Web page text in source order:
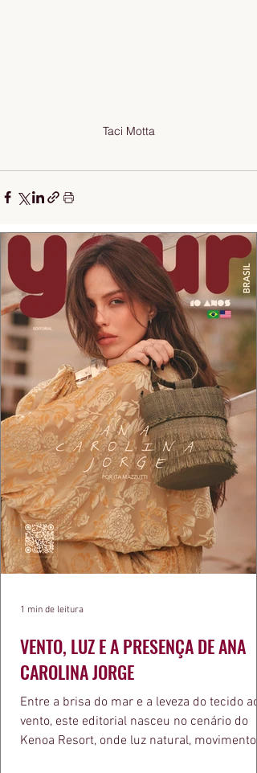
Taci Motta
VENTO, LUZ E A PRESENÇA DE ANA
CAROLINA JORGE
Entre a brisa do mar e a leveza do tecido ao
vento, este editorial nasceu no cenário do
Kenoa Resort, onde luz natural, movimento e
1 min de leitura